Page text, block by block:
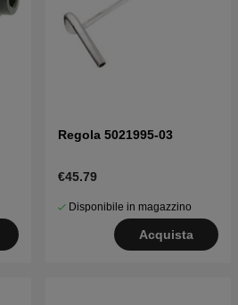
Regola 5021995-03
€45.79
Disponibile in magazzino
Acquista